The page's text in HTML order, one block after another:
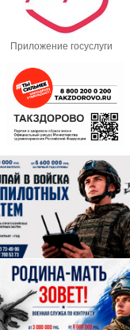
Приложение госуслуги